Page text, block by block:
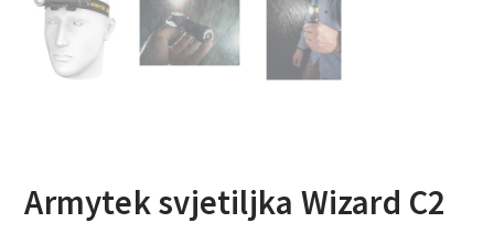
Armytek svjetiljka Wizard C2